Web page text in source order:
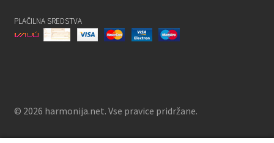
PLAČILNA SREDSTVA
© 2026 harmonija.net. Vse pravice pridržane.